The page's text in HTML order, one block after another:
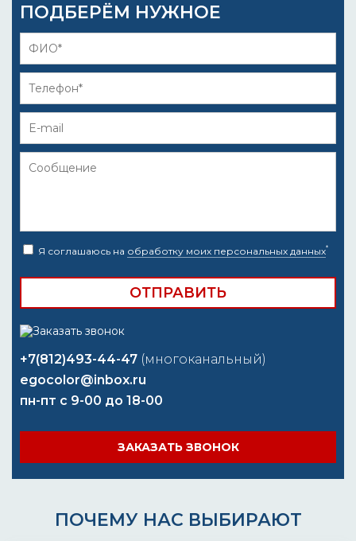
ПОДБЕРЁМ НУЖНОЕ
Я соглашаюсь на обработку моих персональных данных*
+7(812)493-44-47 (многоканальный)
egocolor@inbox.ru
пн-пт с 9-00 до 18-00
ЗАКАЗАТЬ ЗВОНОК
ПОЧЕМУ НАС ВЫБИРАЮТ